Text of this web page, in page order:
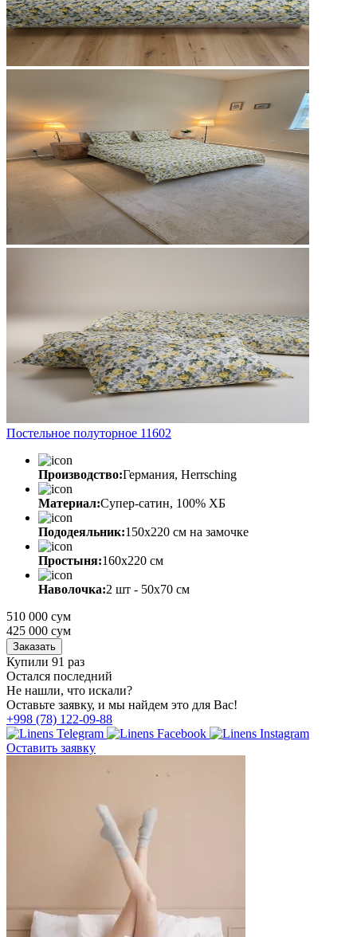
Постельное полуторное 11602
Производство:Германия, Herrsching
Материал:Супер-сатин, 100% ХБ
Пододеяльник:150х220 см на замочке
Простыня:160х220 см
Наволочка:2 шт - 50x70 см
510 000 сум
425 000 сум
Заказать
Купили 91 раз
Остался последний
Не нашли, что искали?
Оставьте заявку, и мы найдем это для Вас!
+998 (78) 122-09-88
Оставить заявку